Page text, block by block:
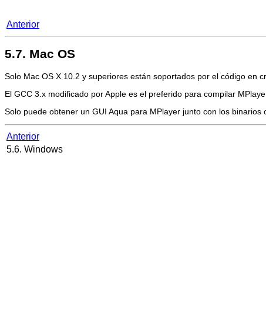
Anterior
5.7. Mac OS
Solo Mac OS X 10.2 y superiores están soportados por el código en
El GCC 3.x modificado por Apple es el preferido para compilar
Solo puede obtener un GUI Aqua para MPlayer junto con los binarios
Anterior
5.6. Windows